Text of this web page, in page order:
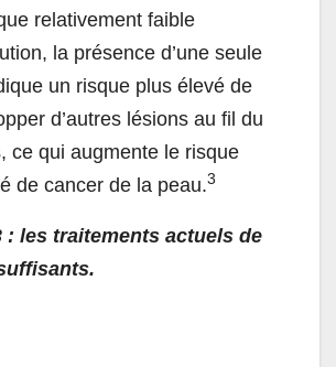
relativement faible
la présence d’une seule
un risque plus élevé de
d’autres lésions au fil du
ce qui augmente le risque
de cancer de la peau.3
: les traitements actuels de